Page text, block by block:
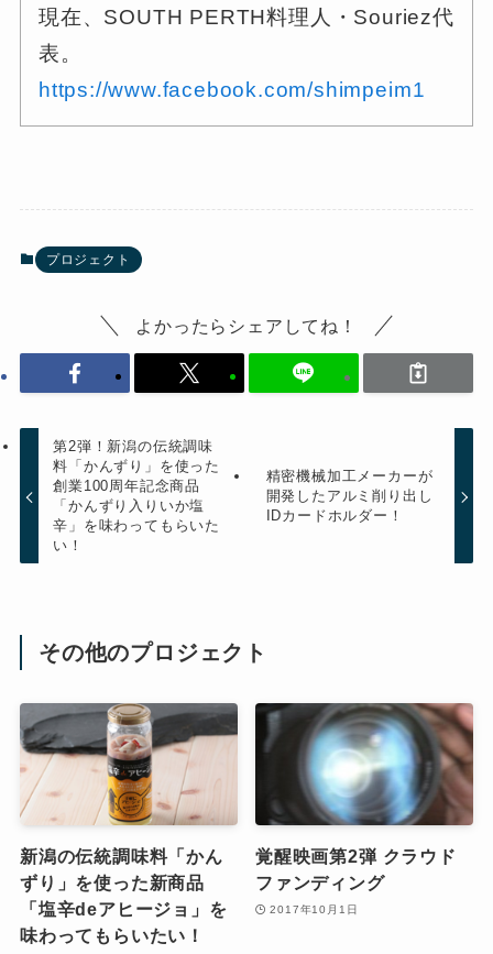
現在、SOUTH PERTH料理人・Souriez代
表。
https://www.facebook.com/shimpeim1
プロジェクト
よかったらシェアしてね！
第2弾！新潟の伝統調味
料「かんずり」を使った
創業100周年記念商品
「かんずり入りいか塩
辛」を味わってもらいた
い！
精密機械加工メーカーが
開発したアルミ削り出し
IDカードホルダー！
その他のプロジェクト
新潟の伝統調味料「かん
ずり」を使った新商品
「塩辛deアヒージョ」を
味わってもらいたい！
覚醒映画第2弾 クラウド
ファンディング
2017年10月1日